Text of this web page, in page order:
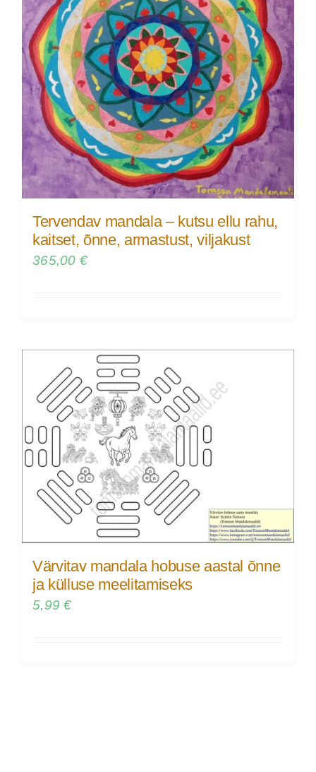
Tervendav mandala – kutsu ellu rahu,
kaitset, õnne, armastust, viljakust
365,00 €
Värvitav mandala hobuse aastal õnne
ja külluse meelitamiseks
5,99€